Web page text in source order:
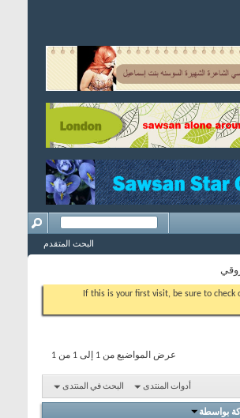
البحث المتقدم
If this is your first visit, be sure to check
عرض المواضيع من 1 إلى 1 من 1
أدوات المنتدى البحث في المنتدى
بواسطة